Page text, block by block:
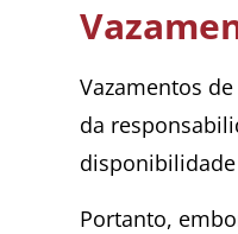
Vazamentos
da
Portanto,